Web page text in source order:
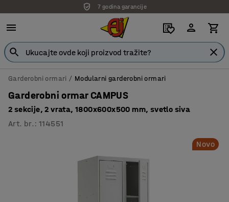
7 godina garancije
Garderobni ormari Modularni garderobni ormari
Garderobni ormar CAMPUS
2 sekcije, 2 vrata, 1800x600x500 mm, svetlo siva
Art. br. :114551
Novo